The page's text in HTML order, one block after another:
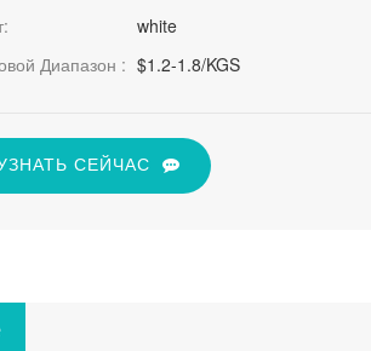
white
Диапазон : $1.2-1.8/KGS
СЕЙЧАС